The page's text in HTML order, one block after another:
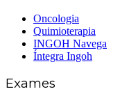
Oncologia
Quimioterapia
INGOH Navega
Íntegra Ingoh
Exames